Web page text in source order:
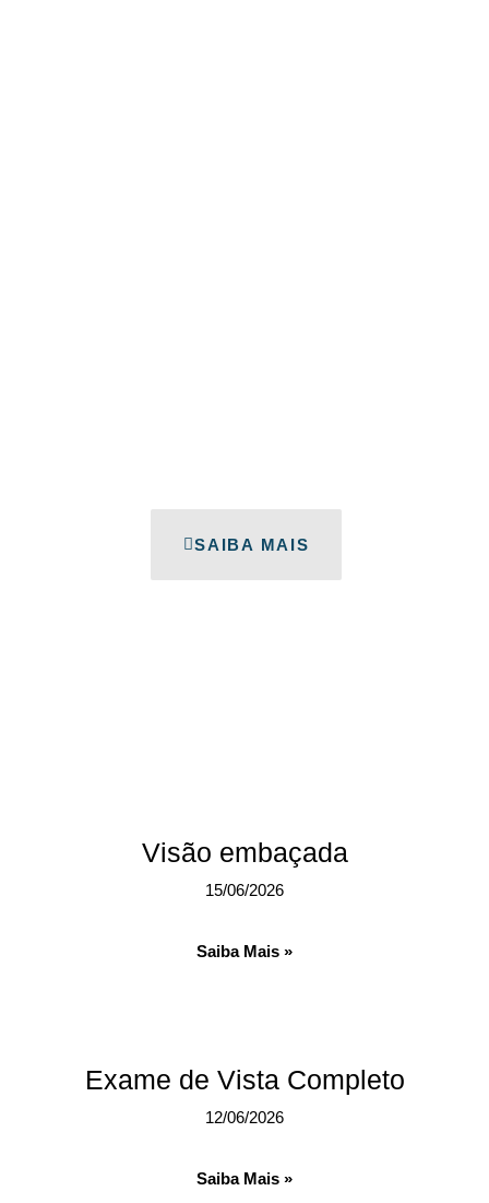
SAIBA MAIS
Visão embaçada
15/06/2026
Saiba Mais »
Exame de Vista Completo
12/06/2026
Saiba Mais »